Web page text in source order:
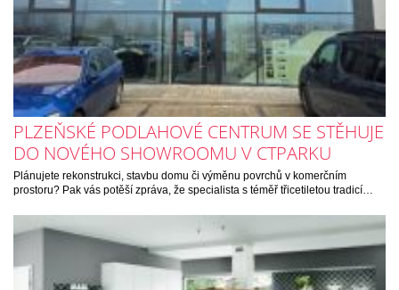
PLZEŇSKÉ PODLAHOVÉ CENTRUM SE STĚHUJE
DO NOVÉHO SHOWROOMU V CTPARKU
Plánujete rekonstrukci, stavbu domu či výměnu povrchů v komerčním
prostoru? Pak vás potěší zpráva, že specialista s téměř třicetiletou tradicí…